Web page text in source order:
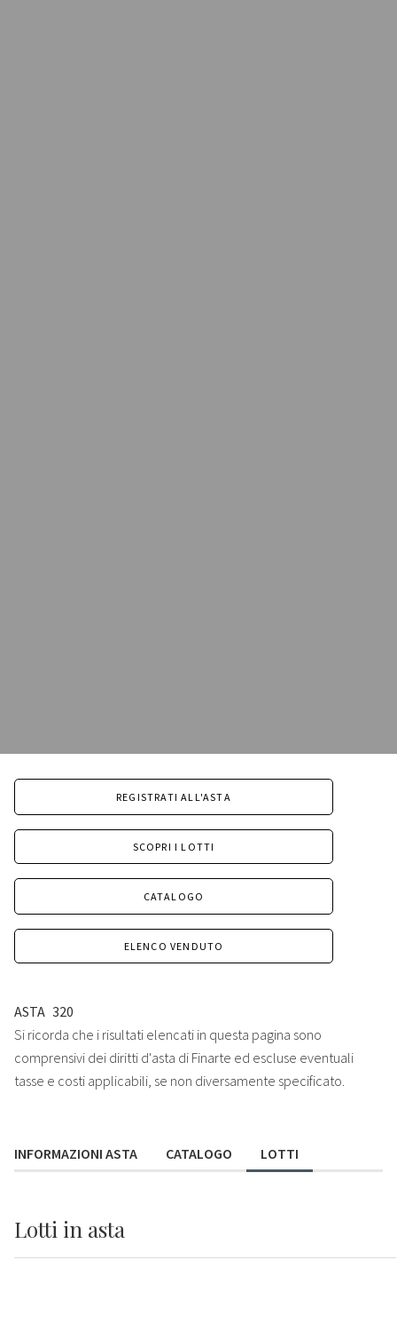
REGISTRATI ALL'ASTA
SCOPRI I LOTTI
CATALOGO
ELENCO VENDUTO
ASTA 320
Si ricorda che i risultati elencati in questa pagina sono
comprensivi dei diritti d'asta di Finarte ed escluse eventuali
tasse e costi applicabili, se non diversamente specificato.
INFORMAZIONI ASTA CATALOGO LOTTI
Lotti in asta